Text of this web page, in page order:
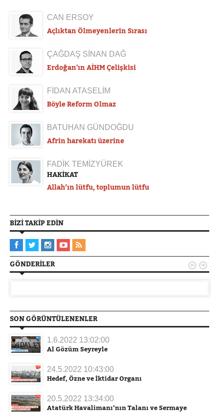
CAN ERSOY
Açlıktan Ölmeyenlerin Sırası
ÇAĞDAŞ SİNAN DAĞ
Erdoğan'ın AİHM Çelişkisi
FİDAN ATASELİM
Böyle Reform Olmaz
BATUHAN GÜNDOĞDU
Afrin harekatı üzerine
FADİK TEMİZYÜREK
HAKİKAT
Allah’ın lütfu, toplumun lütfu
BIZI TAKIP EDIN
GÖNDERILER  
SON GÖRÜNTÜLENENLER
1.6.2022 13:02:00
Al Gözüm Seyreyle
24.5.2022 10:43:00
Hedef, Özne ve İktidar Organı
20.5.2022 13:34:00
Atatürk Havalimanı’nın Talanı ve Sermaye